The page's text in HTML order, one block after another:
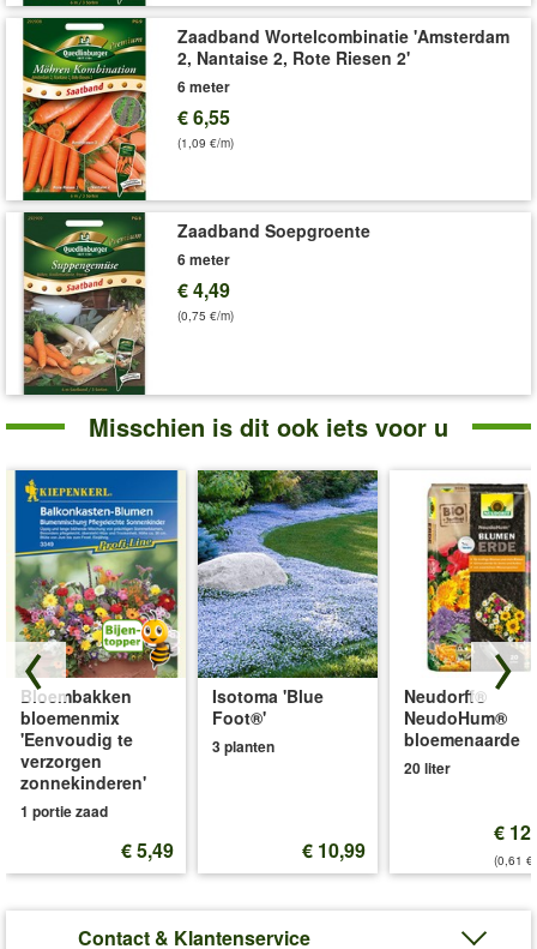
'Balkon- & Bloemperk Collectie'
Plant- en Verzorgingstips
Zaadband Wortelcombinatie 'Amsterdam
2, Nantaise 2, Rote Riesen 2'
6 meter
€ 6,55
(1,09 €/m)
Zaadband Soepgroente
6 meter
€ 4,49
(0,75 €/m)
Misschien is dit ook iets voor u
Bloembakken
bloemenmix
'Eenvoudig te
verzorgen
zonnekinderen'
1 portie zaad
€ 5,49
Isotoma 'Blue
Foot®'
3 planten
€ 10,99
Neudorff®
NeudoHum®
bloemenaarde
20 liter
€
(0,61
Contact & Klantenservice